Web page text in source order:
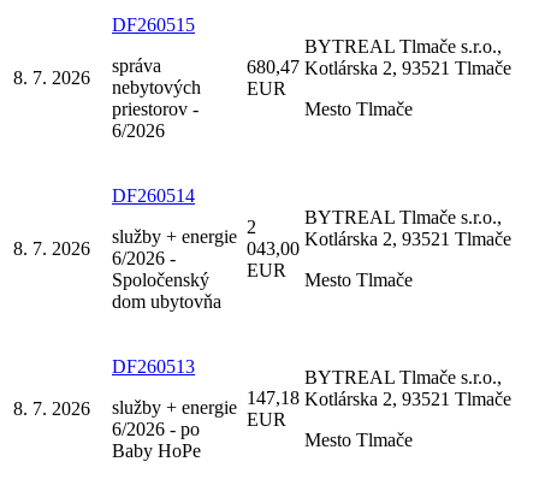
8. 7. 2026
DF260515
správa
nebytových
priestorov -
6/2026
680,47
EUR
BYTREAL Tlmače s.r.o.,
Kotlárska 2, 93521 Tlmače
Mesto Tlmače
8. 7. 2026
DF260514
služby + energie
6/2026 -
Spoločenský
dom ubytovňa
2
043,00
EUR
BYTREAL Tlmače s.r.o.,
Kotlárska 2, 93521 Tlmače
Mesto Tlmače
8. 7. 2026
DF260513
služby + energie
6/2026 - po
Baby HoPe
147,18
EUR
BYTREAL Tlmače s.r.o.,
Kotlárska 2, 93521 Tlmače
Mesto Tlmače